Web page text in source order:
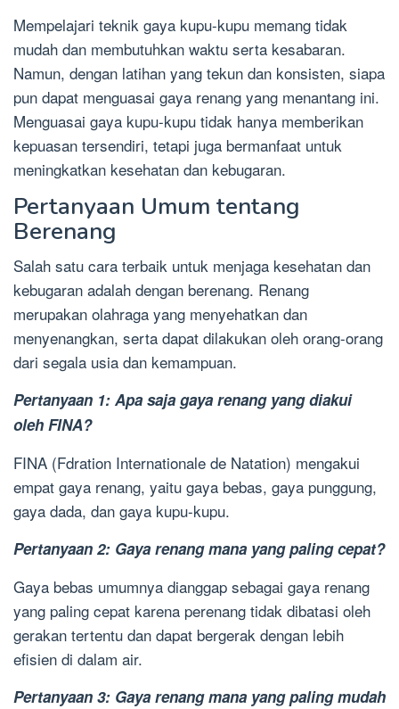
Mempelajari teknik gaya kupu-kupu memang tidak
mudah dan membutuhkan waktu serta kesabaran.
Namun, dengan latihan yang tekun dan konsisten, siapa
pun dapat menguasai gaya renang yang menantang ini.
Menguasai gaya kupu-kupu tidak hanya memberikan
kepuasan tersendiri, tetapi juga bermanfaat untuk
meningkatkan kesehatan dan kebugaran.
Pertanyaan Umum tentang
Berenang
Salah satu cara terbaik untuk menjaga kesehatan dan
kebugaran adalah dengan berenang. Renang
merupakan olahraga yang menyehatkan dan
menyenangkan, serta dapat dilakukan oleh orang-orang
dari segala usia dan kemampuan.
Pertanyaan 1: Apa saja gaya renang yang diakui
oleh FINA?
FINA (Fdration Internationale de Natation) mengakui
empat gaya renang, yaitu gaya bebas, gaya punggung,
gaya dada, dan gaya kupu-kupu.
Pertanyaan 2: Gaya renang mana yang paling cepat?
Gaya bebas umumnya dianggap sebagai gaya renang
yang paling cepat karena perenang tidak dibatasi oleh
gerakan tertentu dan dapat bergerak dengan lebih
efisien di dalam air.
Pertanyaan 3: Gaya renang mana yang paling mudah